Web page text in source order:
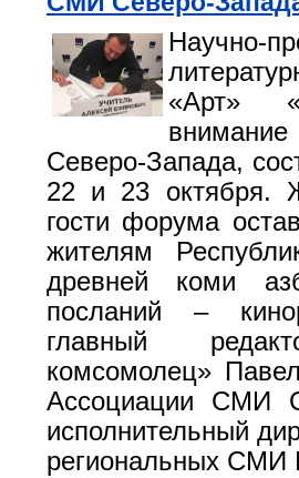
Научно-
«Арт»
Северо-Запада,
22 и 23 октября.
гости форума
жителям
древней коми
посланий –
главный
комсомолец»
Ассоциации СМИ
исполнительный
региональных СМИ